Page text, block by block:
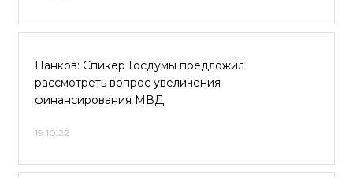
Панков: Спикер Госдумы предложил
рассмотреть вопрос увеличения
финансирования МВД
19.10.22